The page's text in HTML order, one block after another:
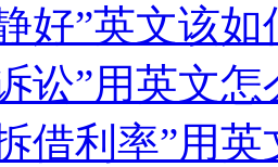
好”英文该如
讼”用英文怎
借利率”用